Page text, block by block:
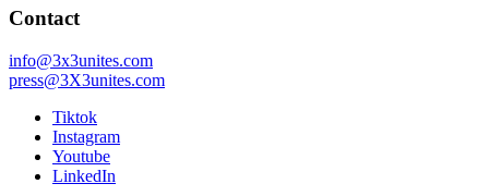
Contact
info@3x3unites.com
press@3X3unites.com
Tiktok
Instagram
Youtube
LinkedIn